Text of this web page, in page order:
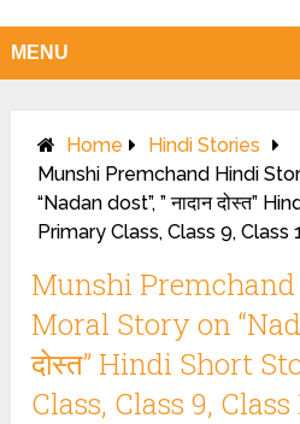
MENU
Home
Hindi Stories
Munshi Premchand Hindi
“Nadan dost”, ” नादान दोस्त”
Primary Class, Class 9, Class
Munshi
Moral Story on
दोस्त” Hindi Short
Class, Class 9,